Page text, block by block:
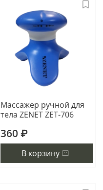
Массажер ручной для
тела ZENET ZET-706
360 ₽
В корзину